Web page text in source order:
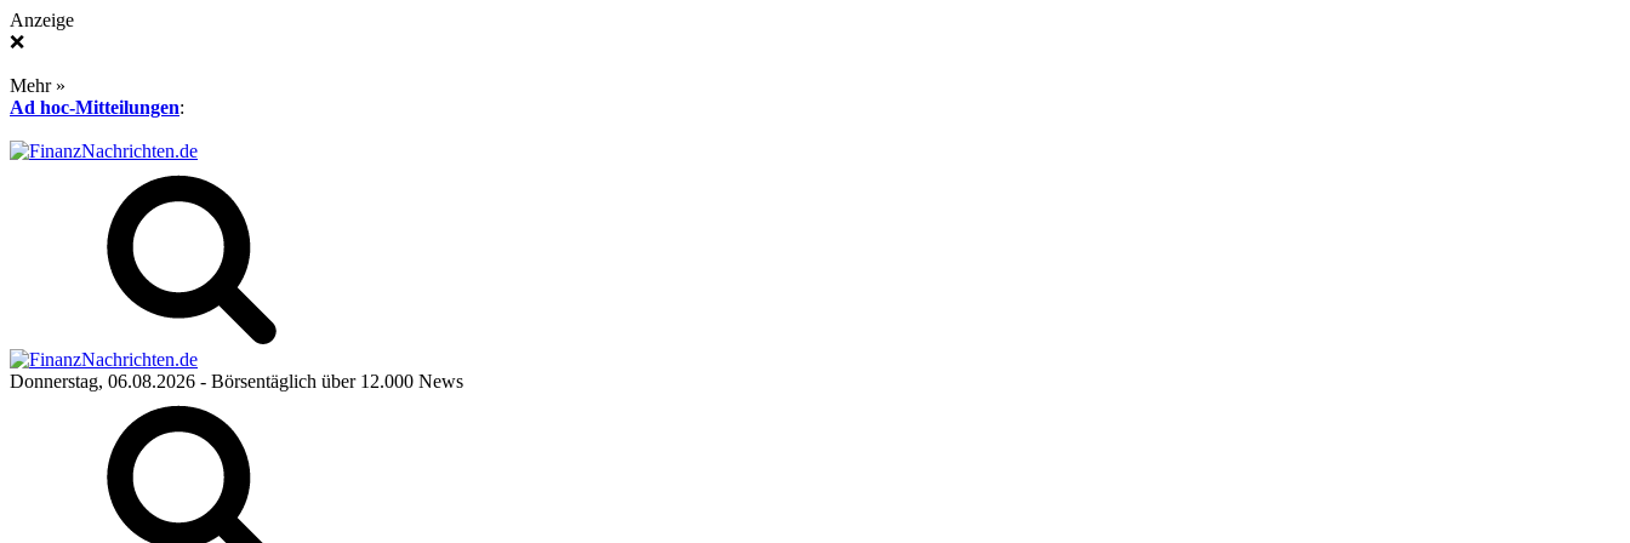
Anzeige
❌
Mehr »
Ad hoc-Mitteilungen:
Donnerstag, 06.08.2026 - Börsentäglich über 12.000 News